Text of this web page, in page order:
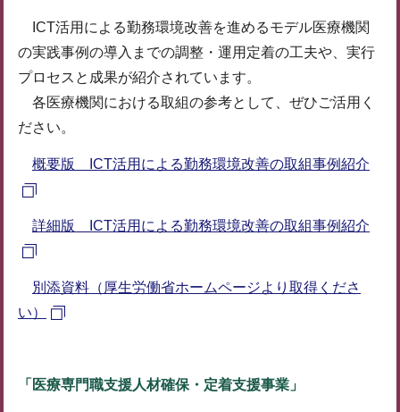
ICT活用による勤務環境改善を進めるモデル医療機関
の実践事例の導入までの調整・運用定着の工夫や、実行
プロセスと成果が紹介されています。
各医療機関における取組の参考として、ぜひご活用く
ださい。
概要版 ICT活用による勤務環境改善の取組事例紹介
詳細版 ICT活用による勤務環境改善の取組事例紹介
別添資料（厚生労働省ホームページより取得くださ
い）
「医療専門職支援人材確保・定着支援事業」